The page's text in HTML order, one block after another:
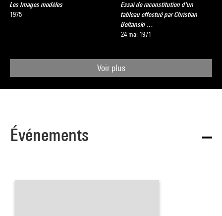
Les Images modèles
1975
Essai de reconstitution d'un
tableau effectué par Christian
Boltanski …
24 mai 1971
Voir plus
Événements